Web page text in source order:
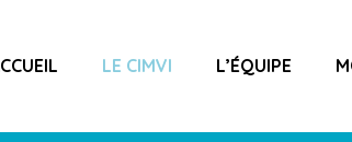
LE CIMVI L’ÉQUIPE